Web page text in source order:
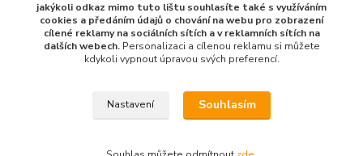
© 2024 všechna práva vyhrazena
jakýkoli odkaz mimo tuto lištu souhlasíte také s využíváním
cookies a předáním údajů o chování na webu pro zobrazení
cílené reklamy na sociálních sítích a v reklamních sítíchna
dalších webech.Personalizaci a cílenou reklamu si můžete
kdykoli vypnout úpravou svých preferencí.
Nastavení Souhlasím